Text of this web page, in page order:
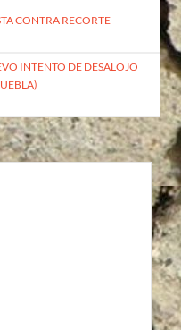
CONTRA RECORTE
INTENTO DE DESALOJO